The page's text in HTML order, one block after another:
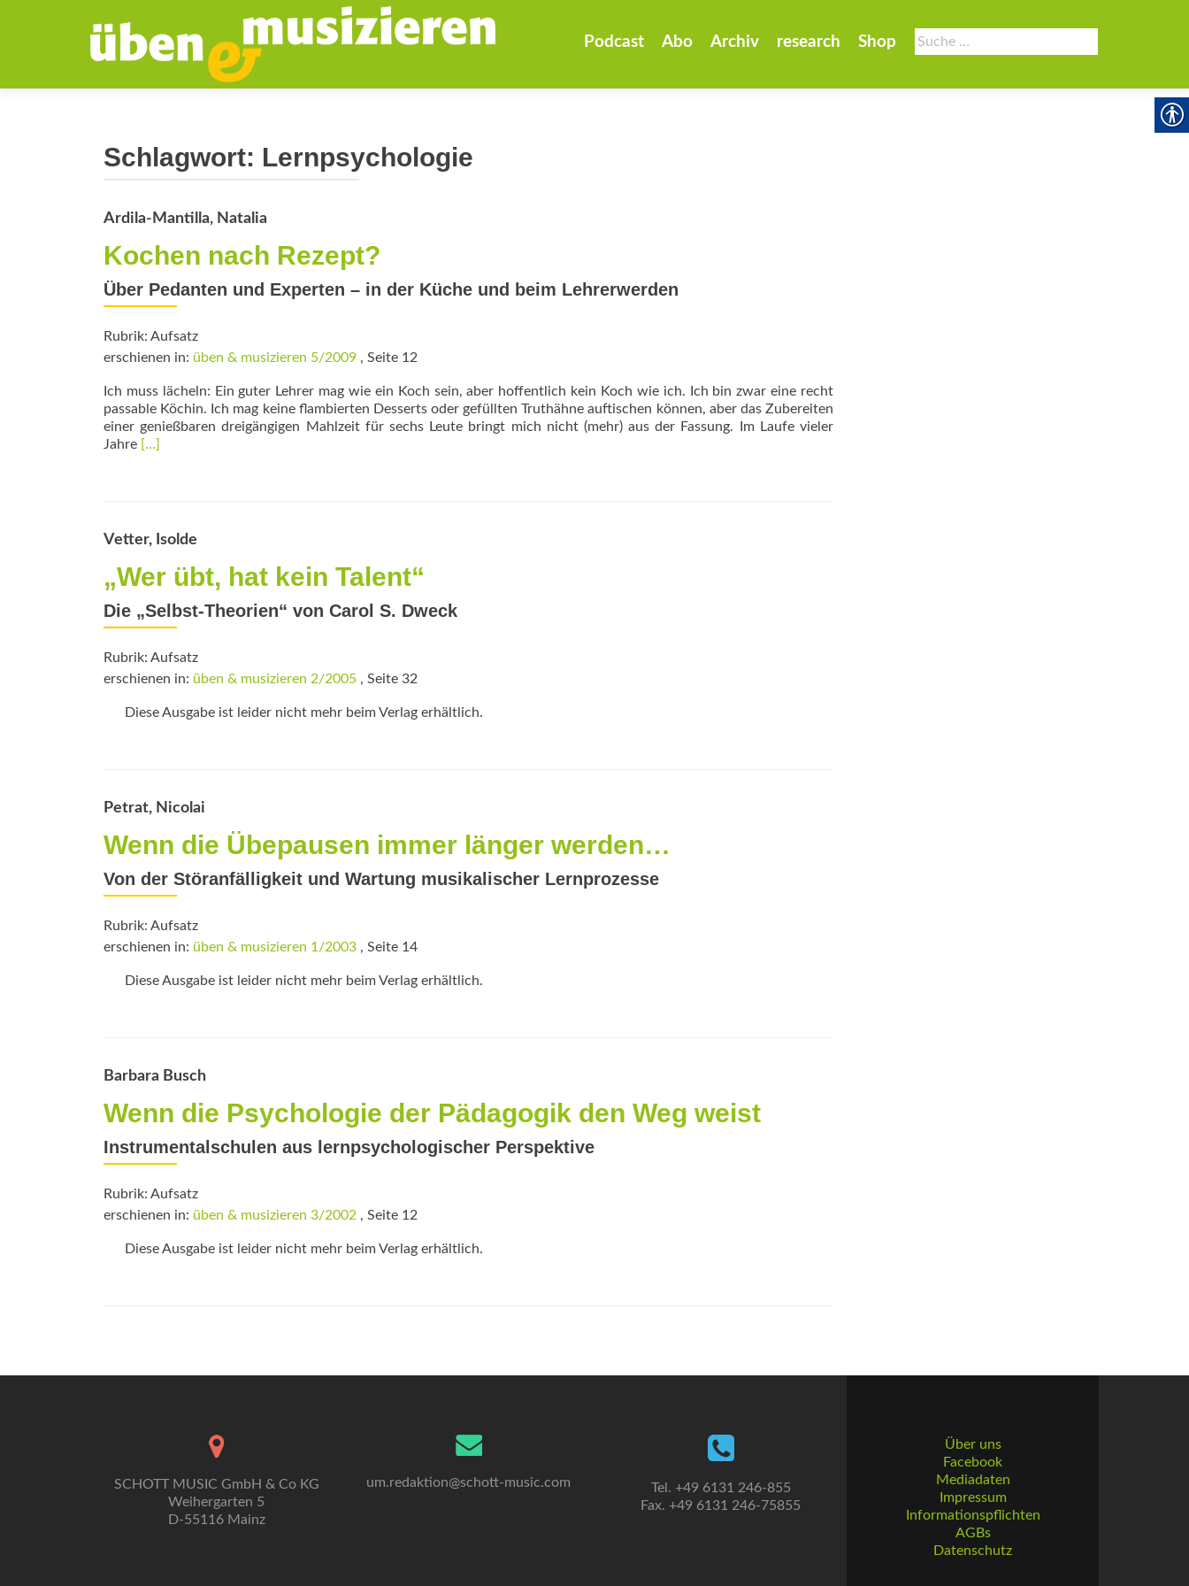
Suche
nach:
Podcast Abo Archiv research Shop
Schlagwort: Lernpsychologie
Ardila-Mantilla, Natalia
Kochen nach Rezept?
Über Pedanten und Experten – in der Küche und beim ­Lehrerwerden
Rubrik: Aufsatz
erschienen in: üben & musizieren 5/2009 , Seite 12
Ich muss lächeln: Ein guter Lehrer mag wie ein Koch sein, aber hoffentlich kein Koch wie ich. Ich bin zwar eine recht
passable Köchin. Ich mag keine flambierten Desserts oder gefüllten Truthähne auftischen können, aber das Zubereiten
einer genießbaren dreigän­gigen Mahlzeit für sechs Leute bringt mich nicht (mehr) aus der Fassung. Im Laufe vieler
Jahre Read
Rezept?
[…]
Vetter, Isolde
„Wer übt, hat kein Talent“
Die „Selbst-Theorien“ von Carol S. Dweck
Rubrik: Aufsatz
erschienen in: üben & musizieren 2/2005 , Seite 32
Diese Ausgabe ist leider nicht mehr beim Verlag erhältlich.
Petrat, Nicolai
Wenn die Übepausen immer länger werden…
Von der Störanfälligkeit und Wartung musikalischer Lernprozesse
Rubrik: Aufsatz
erschienen in: üben & musizieren 1/2003 , Seite 14
Diese Ausgabe ist leider nicht mehr beim Verlag erhältlich.
Barbara Busch
Wenn die Psychologie der Pädagogik den Weg weist
Instrumentalschulen aus lernpsychologischer Perspektive
Rubrik: Aufsatz
erschienen in: üben & musizieren 3/2002 , Seite 12
Diese Ausgabe ist leider nicht mehr beim Verlag erhältlich.
SCHOTT MUSIC GmbH & Co KG
Weihergarten 5
D-55116 Mainz
um.redaktion@schott-music.com
Tel. +49 6131 246-855
Fax. +49 6131 246-75855
Über uns
Facebook
Mediadaten
Impressum
Informationspflichten
AGBs
Datenschutz